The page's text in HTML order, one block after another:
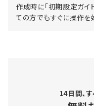
作成時に「初期設定ガイ
ての方でもすぐに操作を
14日間、